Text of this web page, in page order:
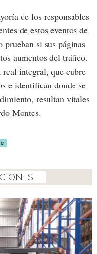
de los responsables
de estos eventos de
si sus páginas
aumentos del tráfico.
real integral, que cubre
e identifican donde se
resultan vitales
Montes.